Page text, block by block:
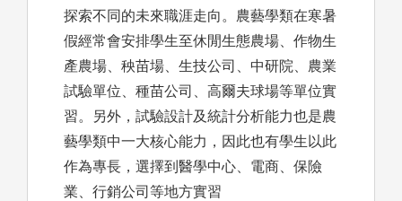
探索不同的未來職涯走向。農藝學類在寒暑
假經常會安排學生至休閒生態農場、作物生
產農場、秧苗場、生技公司、中研院、農業
試驗單位、種苗公司、高爾夫球場等單位實
習。另外，試驗設計及統計分析能力也是農
藝學類中一大核心能力，因此也有學生以此
作為專長，選擇到醫學中心、電商、保險
業、行銷公司等地方實習